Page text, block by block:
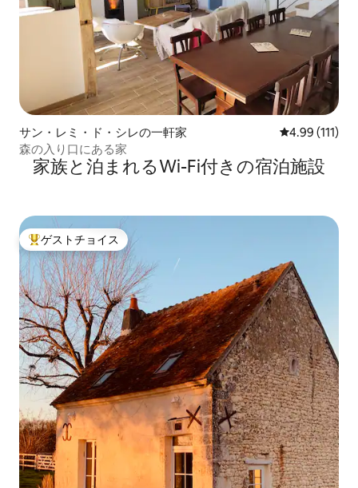
サン・レミ・ド・シレの一軒家 レビュー111
4.99 (111)
森の入り口にある家
家族と泊まれるWi-Fi付きの宿泊施設
大好評のゲストチョイスです。
ゲストチョイス